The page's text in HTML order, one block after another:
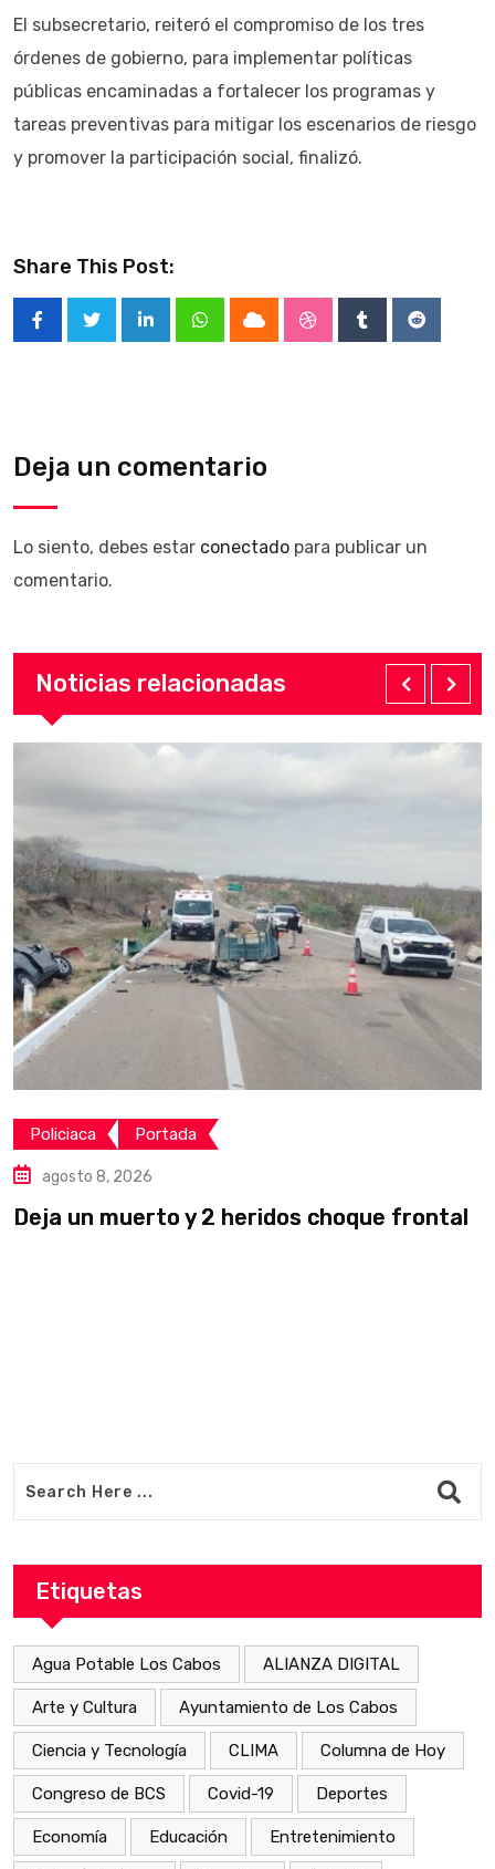
El subsecretario, reiteró el compromiso de los tres
órdenes de gobierno, para implementar políticas
públicas encaminadas a fortalecer los programas y
tareas preventivas para mitigar los escenarios de riesgo
y promover la participación social, finalizó.
Share This Post:
LinkedInWhatsappCloud StumbleUpon
TumblrReddit
Deja un comentario
Lo siento, debes estar conectado para publicar un
comentario.
Noticias relacionadas
Policiaca Portada
agosto 8, 2026
Deja un muerto y 2 heridos choque frontal
Etiquetas
Agua Potable Los Cabos ALIANZA DIGITAL
Arte y Cultura Ayuntamiento de Los Cabos
Ciencia y Tecnología CLIMA Columna de Hoy
Congreso de BCS Covid-19 Deportes
Economía Educación Entretenimiento